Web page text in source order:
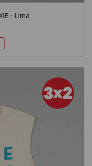
- Lima